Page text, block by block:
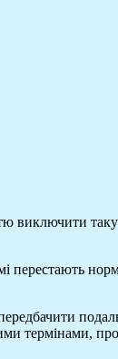
виключити
перестають
термінами,